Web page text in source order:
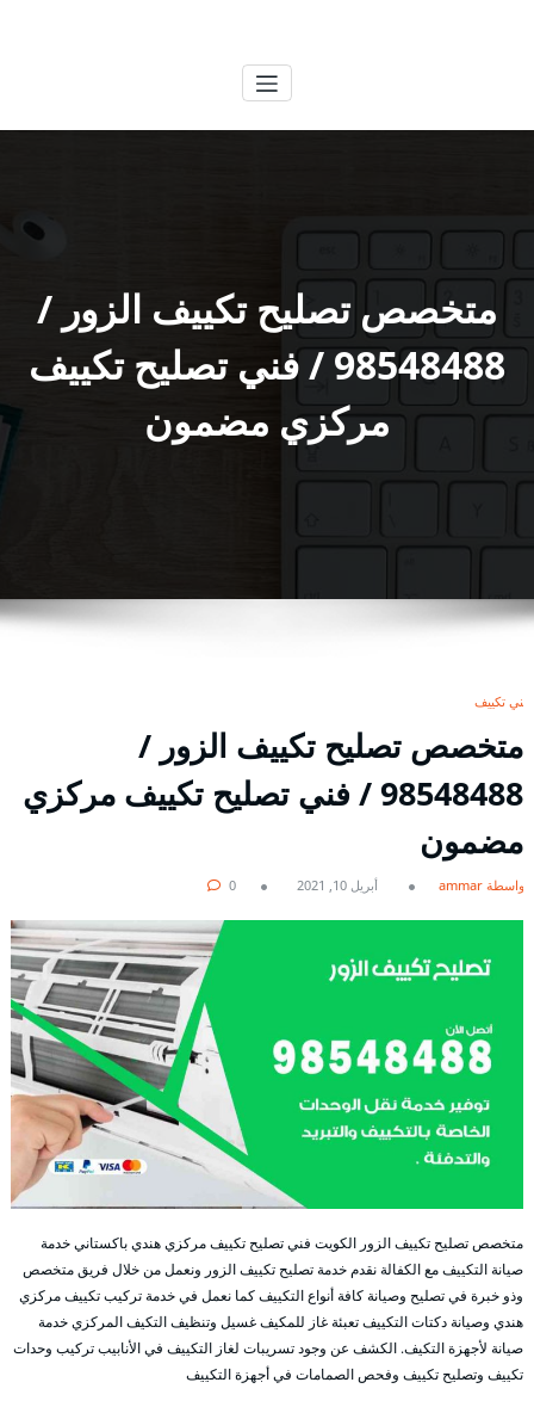
متخصص تصليح تكييف الزور /
98548488 / فني تصليح تكييف
مركزي مضمون
فني تكييف
متخصص تصليح تكييف الزور /
98548488 / فني تصليح تكييف مركزي
مضمون
بواسطة ammar أبريل 10, 2021 0
متخصص تصليح تكييف الزور الكويت فني تصليح تكييف مركزي هندي باكستاني خدمة
صيانة التكييف مع الكفالة نقدم خدمة تصليح تكييف الزور ونعمل من خلال فريق متخصص
وذو خبرة في تصليح وصيانة كافة أنواع التكييف كما نعمل في خدمة تركيب تكييف مركزي
هندي وصيانة دكتات التكييف تعبئة غاز للمكيف غسيل وتنظيف التكيف المركزي خدمة
صيانة لأجهزة التكيف. الكشف عن وجود تسريبات لغاز التكييف في الأنابيب تركيب وحدات
تكييف وتصليح تكييف وفحص الصمامات في أجهزة التكييف